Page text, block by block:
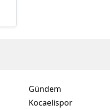
Bolu
ÇanakkaleGündem
Kocaelispor